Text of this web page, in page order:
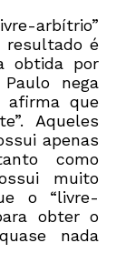
arbítrio”
resultado é
obtida por
nega
afirma que
Aqueles
apenas
como
muito
o “livre-
obter o
nada